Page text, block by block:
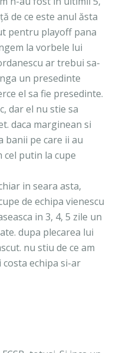
de ce este anul ăsta
pentru playoff pana
la vorbele lui
ar trebui sa-
un presedinte
el sa fie presedinte.
dar el nu stie sa
daca marginean si
banii pe care ii au
cel putin la cupe
in seara asta,
de echipa vienescu
in 3, 4, 5 zile un
dupa plecarea lui
nu stiu de ce am
costa echipa si-ar